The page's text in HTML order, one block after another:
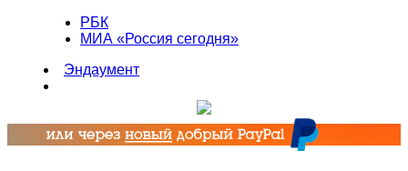
РБК
МИА «Россия сегодня»
Эндаумент